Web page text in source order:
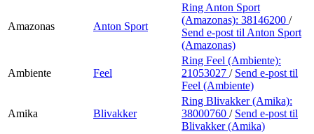
Amazonas Anton Sport
Ring Anton Sport
(Amazonas): 38146200 /
Send e-post til Anton Sport
(Amazonas)
Ambiente Feel
Ring Feel (Ambiente):
21053027 / Send e-post til
Feel (Ambiente)
Amika Blivakker
Ring Blivakker (Amika):
38000760 / Send e-post til
Blivakker (Amika)